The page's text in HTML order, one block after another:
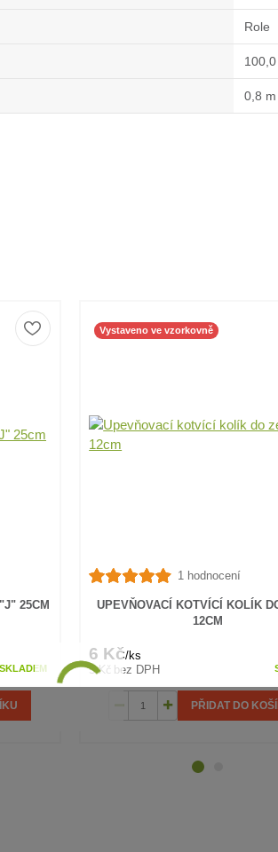
Role
0,8 m
25CM
SKLADEM
Vystaveno ve vzorkovně
1 hodnocení
UPEVŇOVACÍ KOTVÍCÍ KOLÍK
12CM
6 Kč/ks
5 Kč bez DPH
PŘIDAT DO